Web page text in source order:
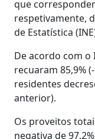
que
respetivamente,
de Estatística
De acordo com o
recuaram 85,9%
residentes
anterior).
Os proveitos
negativa de